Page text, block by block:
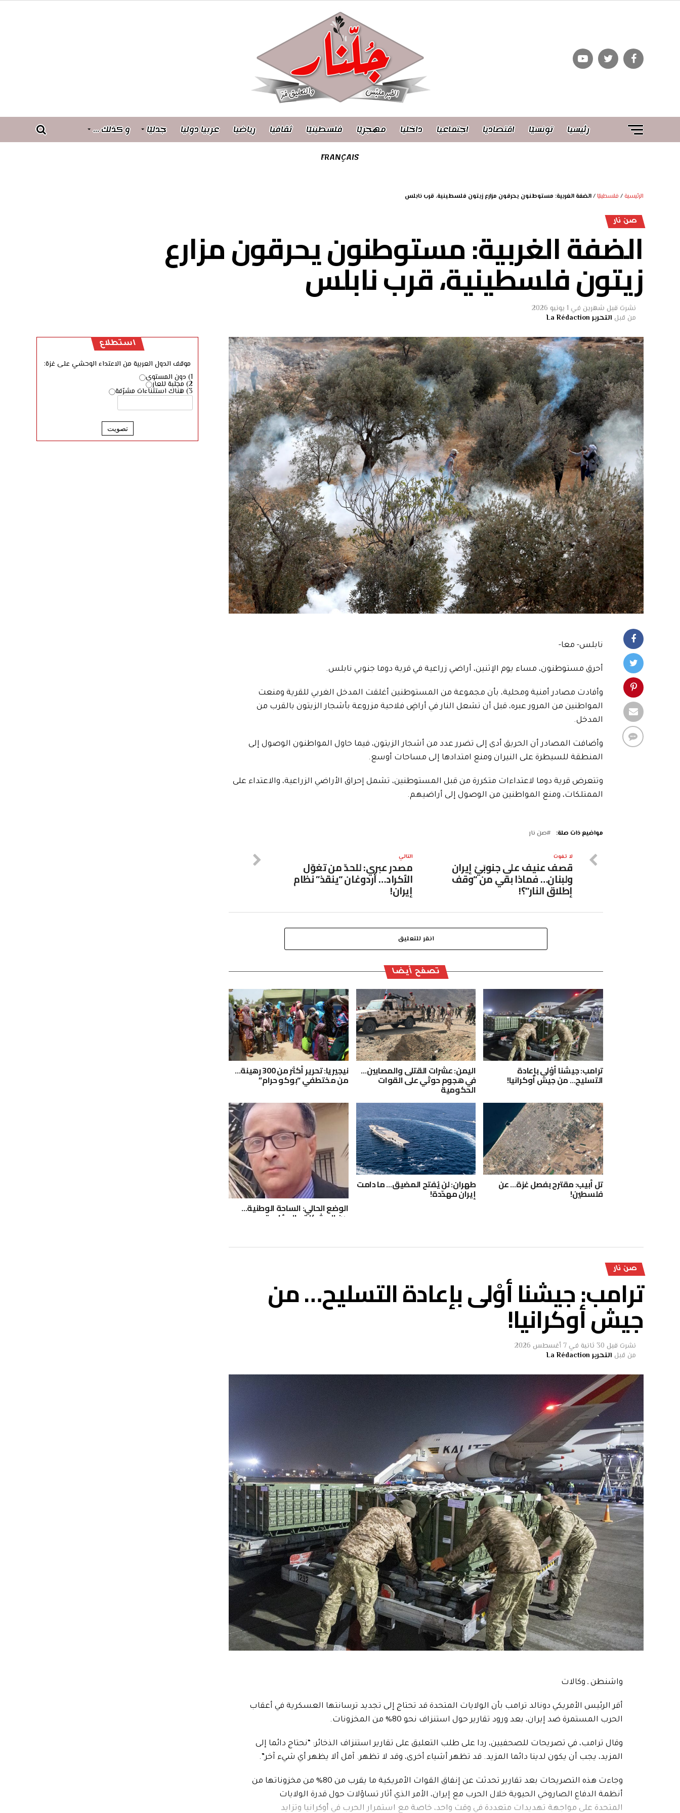
رئيسيا تونسيّا اقتصاديا اجتماعيا داخليا مهجريّا فلسطينيّا ثقافيا رياضيا عربيا دوليا جدليّا
و كذلك …
FRANÇAIS
الرئيسية / فلسطينيّا/الضفة الغربية: مستوطنون يحرقون مزارع زيتون فلسطينية، قرب نابلس
صن نار
الضفة الغربية: مستوطنون يحرقون مزارع
زيتون فلسطينية، قرب نابلس
نشرت قبل شهرين في 1 يونيو 2026
من قبل التحرير La Rédaction
نابلس- معا-
أحرق مستوطنون، مساء يوم الإثنين، أراضي زراعية في قرية دوما جنوبي نابلس.
وأفادت مصادر أمنية ومحلية، بأن مجموعة من المستوطنين أغلقت المدخل الغربي للقرية ومنعت
المواطنين من المرور عبره، قبل أن تشعل النار في أراضٍ فلاحية مزروعة بأشجار الزيتون بالقرب من
المدخل.
وأضافت المصادر أن الحريق أدى إلى تضرر عدد من أشجار الزيتون، فيما حاول المواطنون الوصول إلى
المنطقة للسيطرة على النيران ومنع امتدادها إلى مساحات أوسع.
وتتعرض قرية دوما لاعتداءات متكررة من قبل المستوطنين، تشمل إحراق الأراضي الزراعية، والاعتداء على
الممتلكات، ومنع المواطنين من الوصول إلى أراضيهم.
مواضيع ذات صلة: صن نار
التالي
مصدر عبري: للحدّ من تغوّل
الأكراد… أردوغان “ينقذ” نظام
إيران!
لا تفوت
قصف عنيف على جنوبَيْ إيران
ولبنان… فماذا بقي من “وقف
إطلاق النار”؟!
انقر للتعليق
تصفح أيضا
ترامب: جيشنا أوْلى بإعادة
التسليح… من جيش أوكرانيا!
اليمن: عشرات القتلى والمصابين…
في هجوم حوثي على القوات
الحكومية
نيجيريا: تحرير أكثر من 300 رهينة…
من مختطفي “بوكو حرام”
تل أبيب: مقترح بفصل غزة… عن
فلسطين!
طهران: لن يُفتح المضيق… ما دامت
إيران مهدّدة!
الوضع الحالي: الساحة الوطنية…
بين المشكلة والمؤامرة
صن نار
ترامب: جيشنا أوْلى بإعادة التسليح… من
جيش أوكرانيا!
نشرت قبل 30 ثانية في 7 أغسطس 2026
من قبل التحرير La Rédaction
واشنطن ـ وكالات
أقر الرئيس الأمريكي دونالد ترامب بأن الولايات المتحدة قد تحتاج إلى تجديد ترسانتها العسكرية في أعقاب
الحرب المستمرة ضد إيران، بعد ورود تقارير حول استنزاف نحو 80% من المخزونات.
وقال ترامب، في تصريحات للصحفيين، ردا على طلب التعليق على تقارير استنزاف الذخائر: “نحتاج دائما إلى
المزيد، يجب أن يكون لدينا دائما المزيد. قد تظهر أشياء أخرى، وقد لا تظهر. آمل ألا يظهر أي شيء آخر”.
وجاءت هذه التصريحات بعد تقارير تحدثت عن إنفاق القوات الأمريكية ما يقرب من 80% من مخزوناتها من
أنظمة الدفاع الصاروخي الحيوية خلال الحرب مع إيران، الأمر الذي أثار تساؤلات حول قدرة الولايات
المتحدة على مواجهة تهديدات متعددة في وقت واحد، خاصة مع استمرار الحرب في أوكرانيا وتزايد
استطلاع
موقف الدول العربية من الاعتداء الوحشي على غزة:
1) دون المستوى
2) مجلبة للعار
3) هناك استثناءات مشرّفة
تصويت